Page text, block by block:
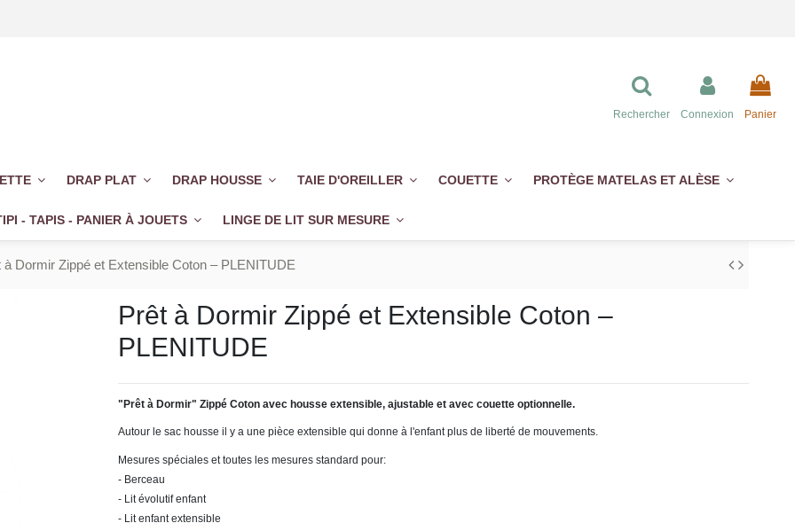
Rechercher Connexion Panier
DRAP PLAT DRAP HOUSSE TAIE D'OREILLER COUETTE PROTÈGE MATELAS ET ALÈSE
- TAPIS - PANIER À JOUETS LINGE DE LIT SUR MESURE
à Dormir Zippé et Extensible Coton – PLENITUDE
Prêt à Dormir Zippé et Extensible Coton –
PLENITUDE
"Prêt à Dormir" Zippé Coton avec housse extensible, ajustable et avec couette optionnelle.
Autour le sac housse il y a une pièce extensible qui donne à l'enfant plus de liberté de mouvements.
Mesures spéciales et toutes les mesures standard pour:
- Berceau
- Lit évolutif enfant
- Lit enfant extensible